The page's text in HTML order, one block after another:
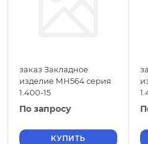
заказ Закладное
изделие МН564 серия
1.400-15
По запросу
КУПИТЬ